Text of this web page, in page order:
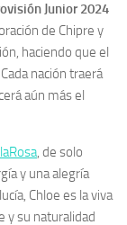
Junior 2024
de Chipre y
haciendo que el
nación traerá
aún más el
, de solo
y una alegría
Chloe es la viva
y su naturalidad